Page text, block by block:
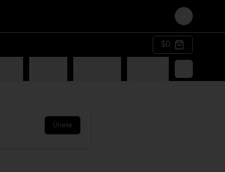
Login
$0
Únete